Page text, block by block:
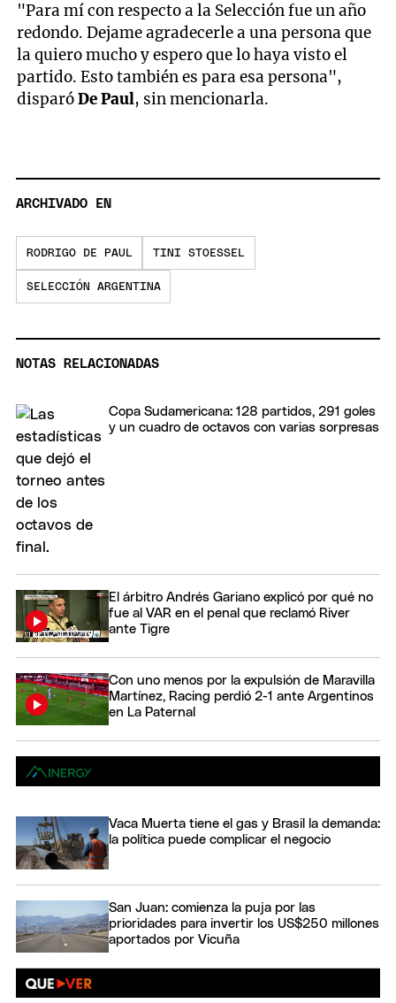
"Para mí con respecto a la Selección fue un año
redondo. Dejame agradecerle a una persona que
la quiero mucho y espero que lo haya visto el
partido. Esto también es para esa persona",
disparóDe Paul, sin mencionarla.
ARCHIVADO EN
RODRIGO DE PAUL TINI STOESSEL
SELECCIÓN ARGENTINA
NOTAS RELACIONADAS
Copa Sudamericana: 128 partidos, 291 goles
y un cuadro de octavos con varias sorpresas
El árbitro Andrés Gariano explicó por qué no
fue al VAR en el penal que reclamó River
ante Tigre
Con uno menos por la expulsión de Maravilla
Martínez, Racing perdió 2-1 ante Argentinos
en La Paternal
Vaca Muerta tiene el gas y Brasil la demanda:
la política puede complicar el negocio
San Juan: comienza la puja por las
prioridades para invertir los US$250 millones
aportados por Vicuña